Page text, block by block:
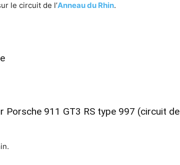
le circuit de l’Anneau du Rhin.
Porsche 911 GT3 RS type 997 (circuit de